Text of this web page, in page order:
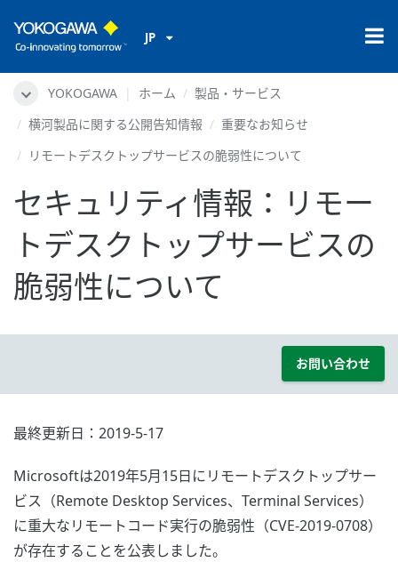
JP
YOKOGAWA ホーム
製品・サービス
横河製品に関する公開告知情報
重要なお知らせ
リモートデスクトップサービスの脆弱性について
セキュリティ情報：リモー
トデスクトップサービスの
脆弱性について
お問い合わせ
最終更新日：2019-5-17
Microsoftは2019年5月15日にリモートデスクトップサー
ビス（Remote Desktop Services、Terminal Services）
に重大なリモートコード実行の脆弱性（CVE-2019-0708）
が存在することを公表しました。